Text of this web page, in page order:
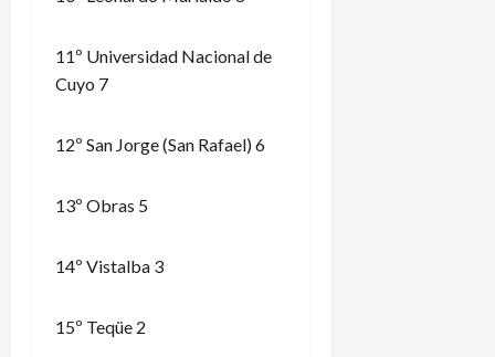
11º Universidad Nacional de
Cuyo 7
12º San Jorge (San Rafael) 6
13º Obras 5
14º Vistalba 3
15º Teqüe 2